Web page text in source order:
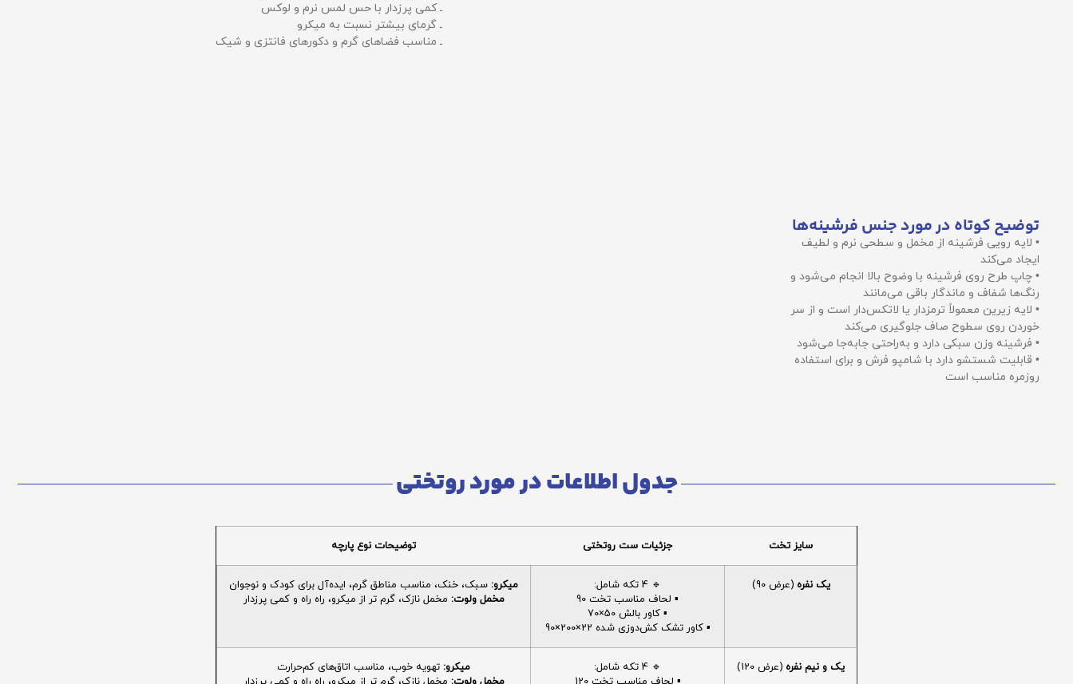
ـ کمی پرزدار با حس لمس نرم و لوکس
ـ گرمای بیشتر نسبت به میکرو
ـ مناسب فضاهای گرم و دکورهای فانتزی و شیک
توضیح کوتاه در مورد جنس فرشینه‌ها
• لایه رویی فرشینه از مخمل و سطحی نرم و لطیف
ایجاد می‌کند
• چاپ طرح روی فرشینه با وضوح بالا انجام می‌شود و
رنگ‌ها شفاف و ماندگار باقی می‌مانند
• لایه زیرین معمولاً ترمزدار یا لاتکس‌دار است و از سر
خوردن روی سطوح صاف جلوگیری می‌کند
• فرشینه وزن سبکی دارد و به‌راحتی جابه‌جا می‌شود
• قابلیت شستشو دارد با شامپو فرش و برای استفاده
روزمره مناسب است
جدول اطلاعات در مورد روتختی
سایز تخت جزئیات ست روتختی توضیحات نوع پارچه
یک نفره (عرض 90)
🔹 4 تکه شامل:
▪️ لحاف مناسب تخت 90
▪️ کاور بالش 50×70
▪️ کاور تشک کش‌دوزی شده 22×200×90
میکرو: سبک، خنک، مناسب مناطق گرم، ایده‌آل برای کودک و نوجوان
مخمل ولوت: مخمل نازک، گرم تر از میکرو، راه راه و کمی پرزدار
یک و نیم نفره (عرض 120)
🔹 4 تکه شامل:
میکرو: تهویه خوب، مناسب اتاق‌های کم‌حرارت